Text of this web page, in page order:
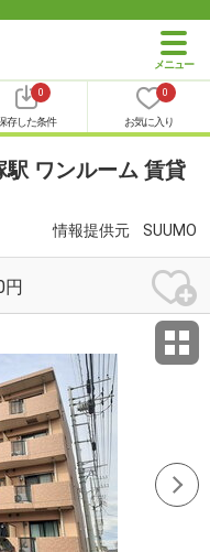
0
存した条件
0
お気に入り
ワンルーム 賃貸
情報提供元 SUUMO